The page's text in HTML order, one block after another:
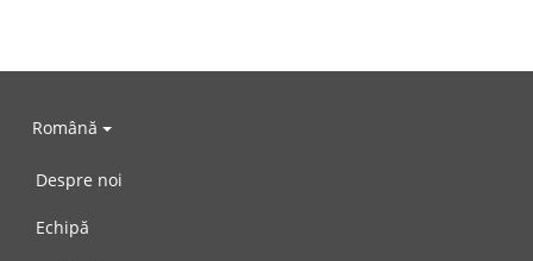
Română
Despre noi
Echipă